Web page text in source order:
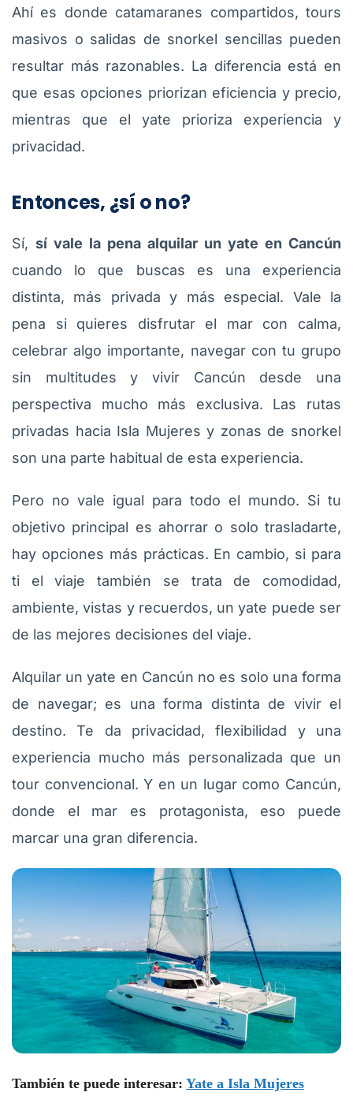
Ahí es donde catamaranes compartidos, tours
masivos o salidas de snorkel sencillas pueden
resultar más razonables. La diferencia está en
que esas opciones priorizan eficiencia y precio,
mientras que el yate prioriza experiencia y
privacidad.
Entonces, ¿sí o no?
Sí, sí vale la pena alquilar un yate en Cancún
cuando lo que buscas es una experiencia
distinta, más privada y más especial. Vale la
pena si quieres disfrutar el mar con calma,
celebrar algo importante, navegar con tu grupo
sin multitudes y vivir Cancún desde una
perspectiva mucho más exclusiva. Las rutas
privadas hacia Isla Mujeres y zonas de snorkel
son una parte habitual de esta experiencia.
Pero no vale igual para todo el mundo. Si tu
objetivo principal es ahorrar o solo trasladarte,
hay opciones más prácticas. En cambio, si para
ti el viaje también se trata de comodidad,
ambiente, vistas y recuerdos, un yate puede ser
de las mejores decisiones del viaje.
Alquilar un yate en Cancún no es solo una forma
de navegar; es una forma distinta de vivir el
destino. Te da privacidad, flexibilidad y una
experiencia mucho más personalizada que un
tour convencional. Y en un lugar como Cancún,
donde el mar es protagonista, eso puede
marcar una gran diferencia.
También te puede interesar: Yate a Isla Mujeres